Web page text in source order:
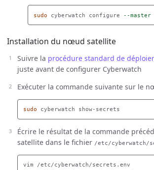
sudo cyberwatch configure --master
Installation du nœud satellite
Suivre la procédure standard de
juste avant de configurer Cyberwatch
Exécuter la commande suivante sur le
sudo
Écrire le résultat de la commande
satellite dans le fichier /etc/cyberwatch/